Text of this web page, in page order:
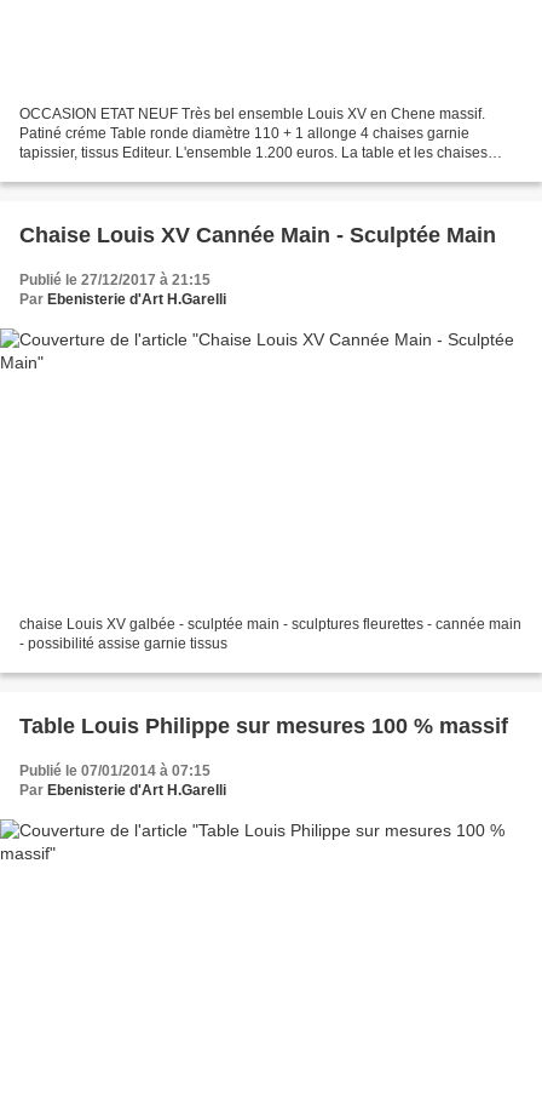
OCCASION ETAT NEUF Très bel ensemble Louis XV en Chene massif.
Patiné créme Table ronde diamètre 110 + 1 allonge 4 chaises garnie
tapissier, tissus Editeur. L'ensemble 1.200 euros. La table et les chaises
Chaise Louis XV Cannée Main - Sculptée Main
Publié le 27/12/2017 à 21:15
Par Ebenisterie d'Art H.Garelli
chaise Louis XV galbée - sculptée main - sculptures fleurettes - cannée main
- possibilité assise garnie tissus
Table Louis Philippe sur mesures 100 % massif
Publié le 07/01/2014 à 07:15
Par Ebenisterie d'Art H.Garelli